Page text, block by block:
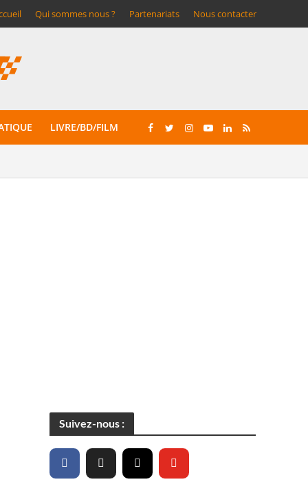
Qui sommes nous ? Partenariats Nous contacter
LIVRE/BD/FILM
Suivez-nous :